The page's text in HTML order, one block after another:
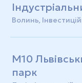
Волинь,
М10
парк